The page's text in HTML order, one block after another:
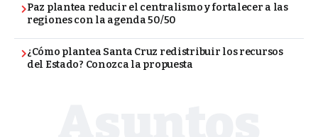
Paz plantea reducir el centralismo y fortalecer a las
regiones con la agenda 50/50
¿Cómo plantea Santa Cruz redistribuir los recursos
del Estado? Conozca la propuesta